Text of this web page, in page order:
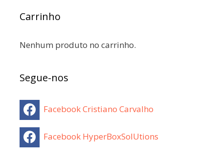
Carrinho
Nenhum produto no carrinho.
Segue-nos
Facebook Cristiano Carvalho
Facebook HyperBoxSolUtions